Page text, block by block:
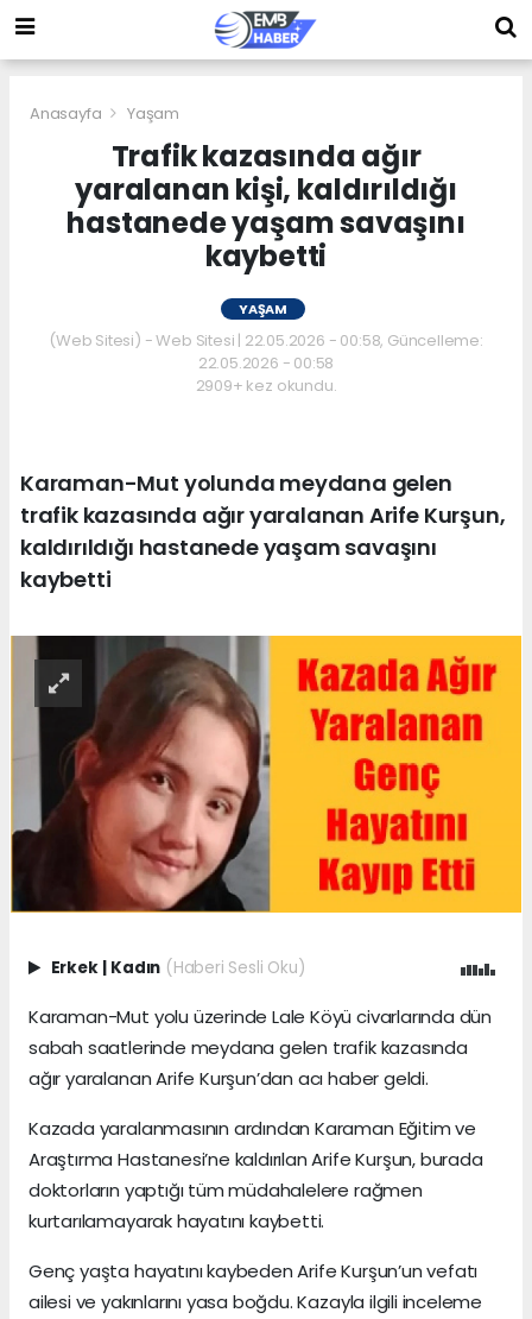
Anasayfa Yaşam
Trafik kazasında ağır
yaralanan kişi, kaldırıldığı
hastanede yaşam savaşını
kaybetti
YAŞAM
(Web Sitesi) - Web Sitesi | 22.05.2026 - 00:58, Güncelleme:
22.05.2026 - 00:58
2909+ kez okundu.
Karaman-Mut yolunda meydana gelen
trafik kazasında ağır yaralanan Arife Kurşun,
kaldırıldığı hastanede yaşam savaşını
kaybetti
Erkek | Kadın (Haberi Sesli Oku)
Karaman-Mut yolu üzerinde Lale Köyü civarlarında dün
sabah saatlerinde meydana gelen trafik kazasında
ağır yaralanan Arife Kurşun’dan acı haber geldi.
Kazada yaralanmasının ardından Karaman Eğitim ve
Araştırma Hastanesi’ne kaldırılan Arife Kurşun, burada
doktorların yaptığı tüm müdahalelere rağmen
kurtarılamayarak hayatını kaybetti.
Genç yaşta hayatını kaybeden Arife Kurşun’un vefatı
ailesi ve yakınlarını yasa boğdu. Kazayla ilgili inceleme